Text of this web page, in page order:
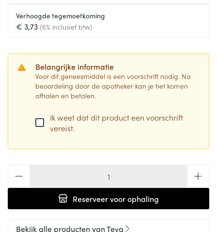
Verhoogde tegemoetkoming
€ 3,73 (6% inclusief btw)
Belangrijke informatie
Voor dit geneesmiddel is een voorschrift nodig. Na
beoordeling door de apotheker kan je het komen
afhalen en betalen.
Ik weet dat dit product een voorschrift
vereist.
Reserveervoor ophaling
Bekijk alle producten van Teva